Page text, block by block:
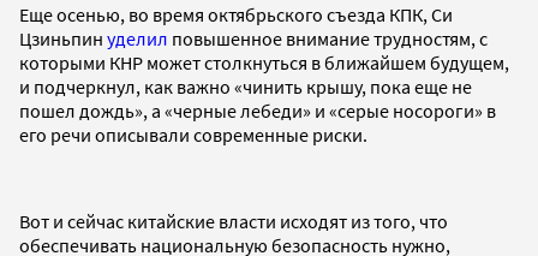
Еще осенью, во время октябрьского съезда КПК, Си
Цзиньпин уделил повышенное внимание трудностям, с
которыми КНР может столкнуться в ближайшем будущем,
и подчеркнул, как важно «чинить крышу, пока еще не
пошел дождь», а «черные лебеди» и «серые носороги» в
его речи описывали современные риски.
Вот и сейчас китайские власти исходят из того, что
обеспечивать национальную безопасность нужно,